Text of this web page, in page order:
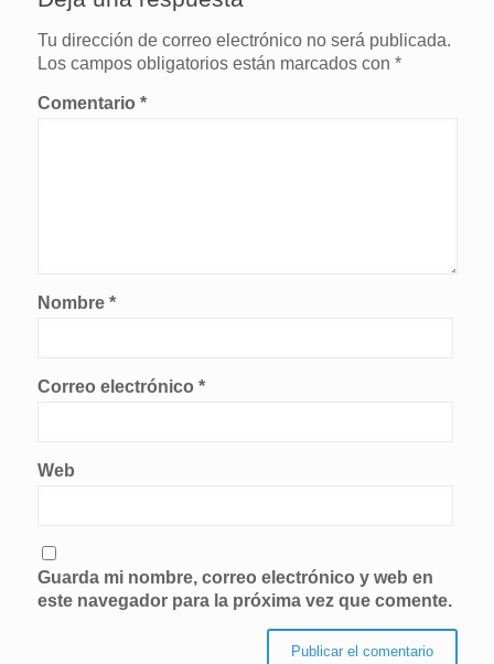
Tu dirección de correo electrónico no será publicada.
Los campos obligatorios están marcados con *
Comentario *
Nombre *
Correo electrónico *
Web
Guarda mi nombre, correo electrónico y web en
este navegador para la próxima vez que comente.